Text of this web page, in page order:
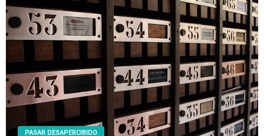
PASAR DESAPERCIBIDO